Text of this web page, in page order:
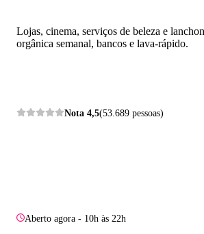
Lojas, cinema, serviços de beleza e
orgânica semanal, bancos e lava-rápido.
Nota 4,5(53.689 pessoas)
Aberto agora - 10h às 22h